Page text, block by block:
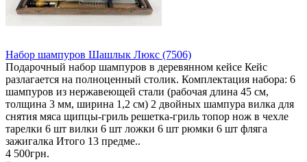
Набор шампуров Шашлык Люкс (7506)
Подарочный набор шампуров в деревянном кейсе Кейс
разлагается на полноценный столик. Комплектация набора: 6
шампуров из нержавеющей стали (рабочая длина 45 см,
толщина 3 мм, ширина 1,2 см) 2 двойных шампура вилка для
снятия мяса щипцы-гриль решетка-гриль топор нож в чехле
тарелки 6 шт вилки 6 шт ложки 6 шт рюмки 6 шт фляга
зажигалка Итого 13 предме..
4 500грн.